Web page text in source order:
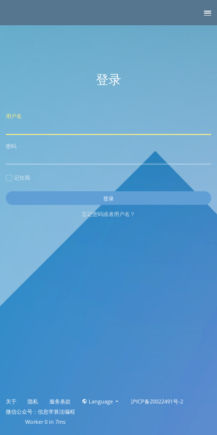
登录
用户名
密码
记住我
忘记密码或者用户名？
关于 隐私 服务条款 Language
沪ICP备20022491号-2
微信公众号：信息学算法编程
Worker 0 in 7ms